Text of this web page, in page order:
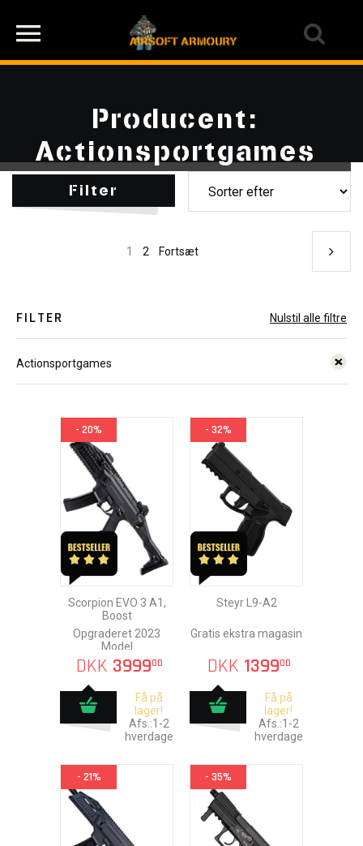
Producent:
Actionsportgames
Filter
1 2 Fortsæt
FILTER Nulstil alle filtre
Actionsportgames
- 20%
Scorpion EVO 3 A1,
Boost
Opgraderet 2023
Model
DKK 399900
Få på
lager!
Afs.:1-2
hverdage
- 32%
Steyr L9-A2
Gratis ekstra magasin
DKK 139900
Få på
lager!
Afs.:1-2
hverdage
- 21% - 35%